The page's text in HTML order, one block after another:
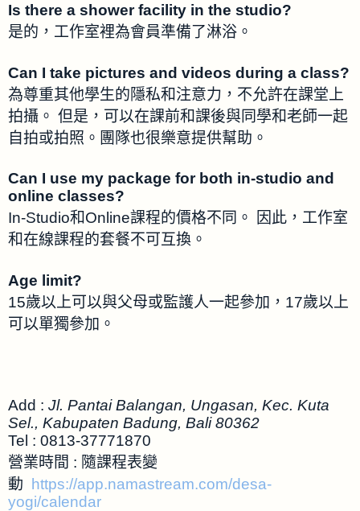
Is there a shower facility in the studio?
是的，工作室裡為會員準備了淋浴。
Can I take pictures and videos during a class?
為尊重其他學生的隱私和注意力，不允許在課堂上
拍攝。 但是，可以在課前和課後與同學和老師一起
自拍或拍照。團隊也很樂意提供幫助。
Can I use my package for both in-studio and
online classes?
In-Studio和Online課程的價格不同。 因此，工作室
和在線課程的套餐不可互換。
Age limit?
15歲以上可以與父母或監護人一起參加，17歲以上
可以單獨參加。
Add : Jl. Pantai Balangan, Ungasan, Kec. Kuta
Sel., Kabupaten Badung, Bali 80362
Tel : 0813-37771870
營業時間 : 隨課程表變
動 https://app.namastream.com/desa-
yogi/calendar